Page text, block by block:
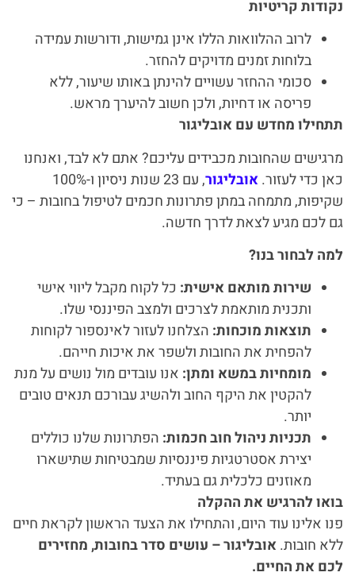
נקודות קריטיות
לרוב ההלוואות הללו אינן גמישות, ודורשות עמידה
בלוחות זמנים מדויקים להחזר.
סכומי ההחזר עשויים להינתן באותו שיעור, ללא
פריסה או דחיות, ולכן חשוב להיערך מראש.
תתחילו מחדש עם אובליגור
מרגישים שהחובות מכבידים עליכם? אתם לא לבד, ואנחנו
כאן כדי לעזור.אובליגור
, עם 23 שנות ניסיון ו-100%
שקיפות, מתמחה במתן פתרונות חכמים לטיפול בחובות – כי
גם לכם מגיע לצאת לדרך חדשה.
למה לבחור בנו?
שירות מותאם אישית: כל לקוח מקבל ליווי אישי
ותכנית מותאמת לצרכים ולמצב הפיננסי שלו.
תוצאות מוכחות: הצלחנו לעזור לאינספור לקוחות
להפחית את החובות ולשפר את איכות חייהם.
מומחיות במשא ומתן: אנו עובדים מול נושים על מנת
להקטין את היקף החוב ולהשיג עבורכם תנאים טובים
יותר.
תכניות ניהול חוב חכמות: הפתרונות שלנו כוללים
יצירת אסטרטגיות פיננסיות שמבטיחות שתישארו
מאוזנים כלכלית גם בעתיד.
בואו להרגיש את ההקלה
פנו אלינו עוד היום, והתחילו את הצעד הראשון לקראת חיים
ללא חובות. אובליגור – עושים סדר בחובות, מחזירים
לכם את החיים.